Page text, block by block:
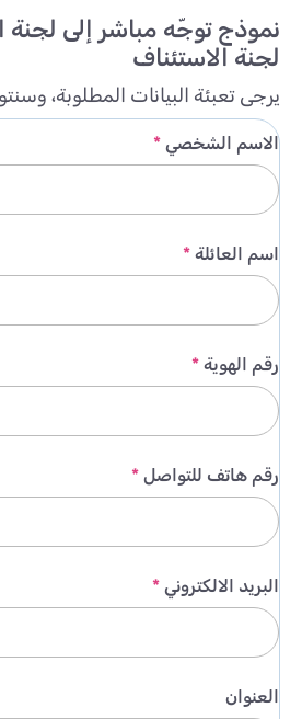
نموذج توجّه مباشر إلى لجنة
لجنة الاستئناف
يرجى تعبئة البيانات المطلوبة،
الاسم الشخصي *
اسم العائلة *
رقم الهوية *
رقم هاتف للتواصل *
البريد الالكتروني *
العنوان